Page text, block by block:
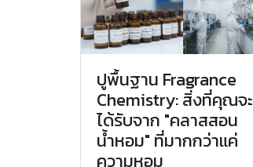
ปูพื้นฐาน Fragrance
Chemistry: สิ่งที่คุณจะ
ได้รับจาก "คลาสสอน
น้ำหอม" ที่มากกว่าแค่
ความหอม